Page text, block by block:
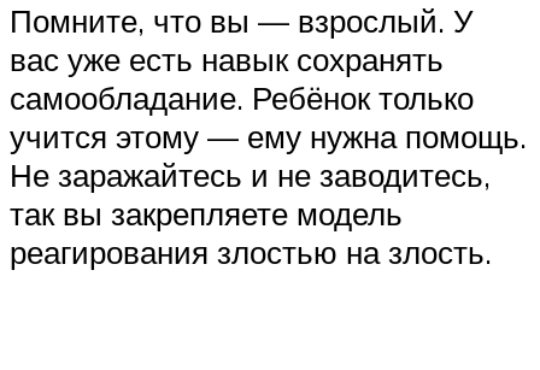
‍Помните, что вы — взрослый. У
вас уже есть навык сохранять
самообладание. Ребёнок только
учится этому — ему нужна помощь.
Не заражайтесь и не заводитесь,
так вы закрепляете модель
реагирования злостью на злость.